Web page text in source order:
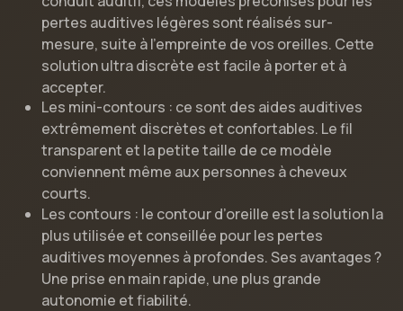
pertes auditives légères sont réalisés sur-
mesure, suite à l’empreinte de vos oreilles. Cette
solution ultra discrète est facile à porter et à
accepter.
Les mini-contours : ce sont des aides auditives
extrêmement discrètes et confortables. Le fil
transparent et la petite taille de ce modèle
conviennent même aux personnes à cheveux
courts.
Les contours : le contour d’oreille est la solution la
plus utilisée et conseillée pour les pertes
auditives moyennes à profondes. Ses avantages ?
Une prise en main rapide, une plus grande
autonomie et fiabilité.